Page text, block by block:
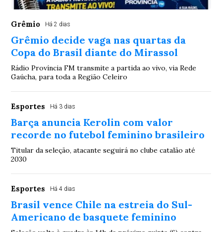
Grêmio Há 2 dias
Grêmio decide vaga nas quartas da
Copa do Brasil diante do Mirassol
Rádio Província FM transmite a partida ao vivo, via Rede
Gaúcha, para toda a Região Celeiro
Esportes Há 3 dias
Barça anuncia Kerolin com valor
recorde no futebol feminino brasileiro
Titular da seleção, atacante seguirá no clube catalão até
2030
Esportes Há 4 dias
Brasil vence Chile na estreia do Sul-
Americano de basquete feminino